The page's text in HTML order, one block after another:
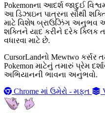
Pokemonના આદર્શ જાદુઈ
આ ડિઝાઇન પાત્રના સૌથી
માટે વિશેષ બ્રાઉઝિંગ અનુભવ
શક્તિને યાદ કરીને દરેક
વધારવા માટે છે.
CursorLandનો Mewtwo કર્સર
Pokemon માટેનું તમારું પ્રેમ
અભિયાનની ભાવના અનુભવો.
Chrome માં ઉમેરો - મફત